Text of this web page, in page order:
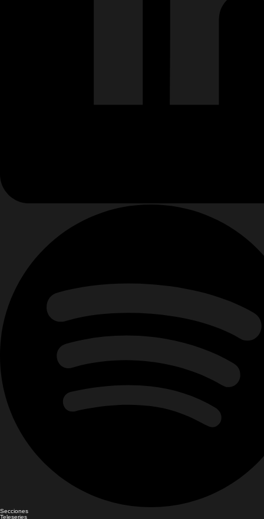
Secciones
Teleseries